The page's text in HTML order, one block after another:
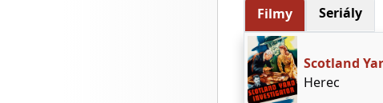
Filmy Seriály
Scotland
Herec